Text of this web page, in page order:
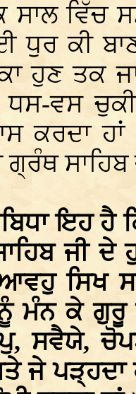
ਵਿੱਚ
ਧੁਰ ਕੀ
ਹੁਣ ਤਕ
ਧਸ-ਵਸ
ਕਰਦਾ ਹਾਂ
ਇਹ
ਜੀ ਦੇ
ਸਿਖ
ਮੰਨ ਕੇ ਗੁਰੂ
ਸਵੈਯੇ,
ਜੇ ਪੜ੍ਹਦਾ